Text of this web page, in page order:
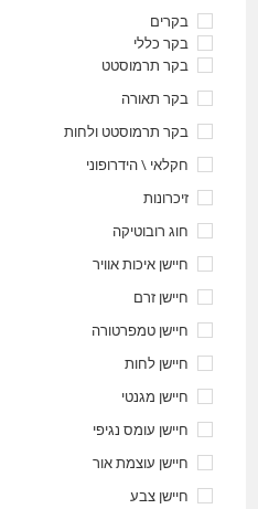
בקרים
בקר כללי
בקר תרמוסטט
בקר תאורה
בקר תרמוסטט ולחות
חקלאי \ הידרופוני
זיכרונות
חוג רובוטיקה
חיישן איכות אוויר
חיישן זרם
חיישן טמפרטורה
חיישן לחות
חיישן מגנטי
חיישן עומס נגיפי
חיישן עוצמת אור
חיישן צבע